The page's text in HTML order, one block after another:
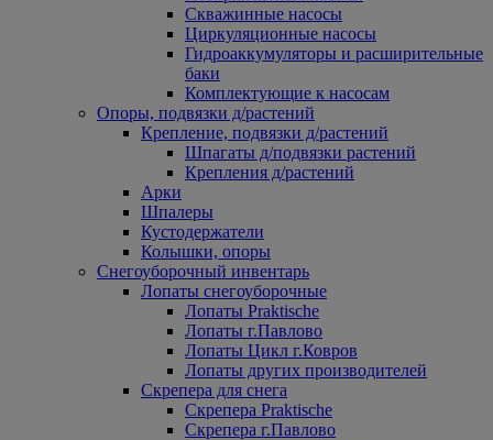
Скважинные насосы
Циркуляционные насосы
Гидроаккумуляторы и расширительные
баки
Комплектующие к насосам
Опоры, подвязки д/растений
Крепление, подвязки д/растений
Шпагаты д/подвязки растений
Крепления д/растений
Арки
Шпалеры
Кустодержатели
Колышки, опоры
Снегоуборочный инвентарь
Лопаты снегоуборочные
Лопаты Praktische
Лопаты г.Павлово
Лопаты Цикл г.Ковров
Лопаты других производителей
Скрепера для снега
Скрепера Praktische
Скрепера г.Павлово